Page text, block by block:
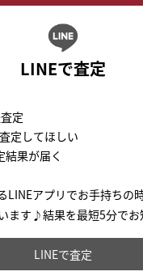
LINEで査定
定
定してほしい
果が届く
LINEアプリでお手持ちの
ます♪結果を最短5分でお
に査定金額を知ることが
LINEで査定